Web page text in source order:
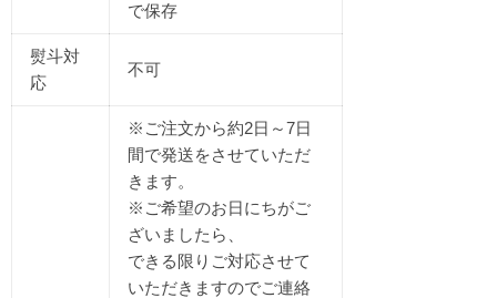
で保存
熨斗対
応
不可
※ご注文から約2日～7日
間で発送をさせていただ
きます。
※ご希望のお日にちがご
ざいましたら、
できる限りご対応させて
いただきますのでご連絡